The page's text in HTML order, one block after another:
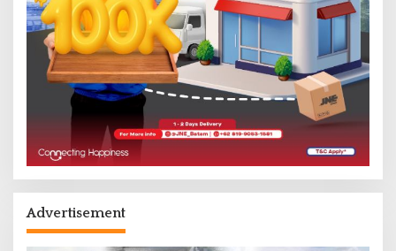
Advertisement